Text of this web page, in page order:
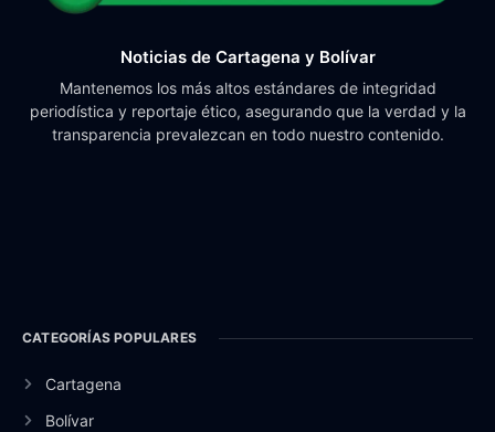
Noticias de Cartagena y Bolívar
Mantenemos los más altos estándares de integridad
periodística y reportaje ético, asegurando que la verdad y la
transparencia prevalezcan en todo nuestro contenido.
CATEGORÍAS POPULARES
Cartagena
Bolívar